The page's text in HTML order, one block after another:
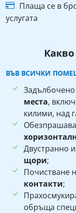
Плаща се в
услугата
ВЪВ ВСИЧКИ
места,
килими, над
Двустранно
щори;
Почистване
контакти;
обръща